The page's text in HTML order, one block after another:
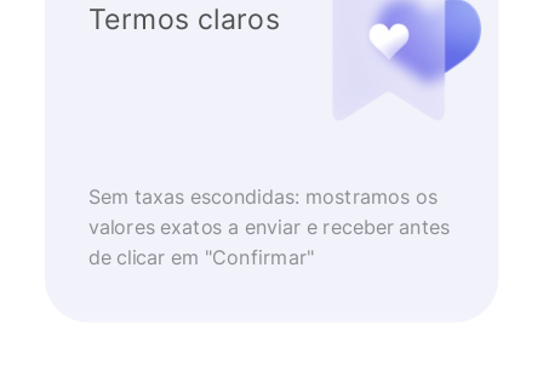
Termos claros
Sem taxas escondidas: mostramos os
valores exatos a enviar e receber antes
de clicar em "Confirmar"